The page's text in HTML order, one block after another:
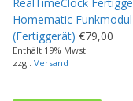
u
k
t
w
Homematic
(Fertiggerät) €79,00
Enthält 19% Mwst.
zzgl. Versand